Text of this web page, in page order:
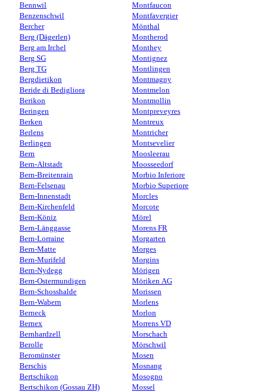
Bennwil
Benzenschwil
Bercher
Berg (Dägerlen)
Berg am Irchel
Berg SG
Berg TG
Bergdietikon
Beride di Bedigliora
Berikon
Beringen
Berken
Berlens
Berlingen
Bern
Bern-Altstadt
Bern-Breitenrain
Bern-Felsenau
Bern-Innenstadt
Bern-Kirchenfeld
Bern-Köniz
Bern-Länggasse
Bern-Lorraine
Bern-Matte
Bern-Murifeld
Bern-Nydegg
Bern-Ostermundigen
Bern-Schosshalde
Bern-Wabern
Berneck
Bernex
Bernhardzell
Berolle
Beromünster
Berschis
Bertschikon
Bertschikon (Gossau ZH)
Montfaucon
Montfavergier
Mönthal
Montherod
Monthey
Montignez
Montlingen
Montmagny
Montmelon
Montmollin
Montpreveyres
Montreux
Montricher
Montsevelier
Moosleerau
Moosseedorf
Morbio Inferiore
Morbio Superiore
Morcles
Morcote
Mörel
Morens FR
Morgarten
Morges
Morgins
Mörigen
Möriken AG
Morissen
Morlens
Morlon
Morrens VD
Morschach
Mörschwil
Mosen
Mosnang
Mosogno
Mossel